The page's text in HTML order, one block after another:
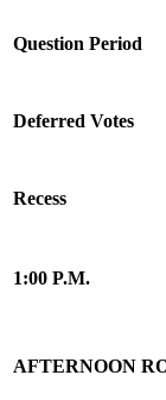
Question Period
Deferred Votes
Recess
1:00 P.M.
AFTERNOON